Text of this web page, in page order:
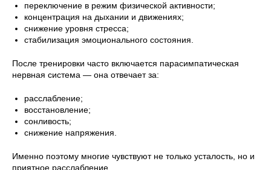
переключение в режим физической активности;
концентрация на дыхании и движениях;
снижение уровня стресса;
стабилизация эмоционального состояния.
После тренировки часто включается парасимпатическая
нервная система — она отвечает за:
расслабление;
восстановление;
сонливость;
снижение напряжения.
Именно поэтому многие чувствуют не только усталость, но и
приятное расслабление.